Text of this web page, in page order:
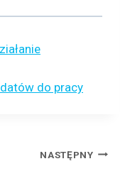
do pracy
NASTĘPNY